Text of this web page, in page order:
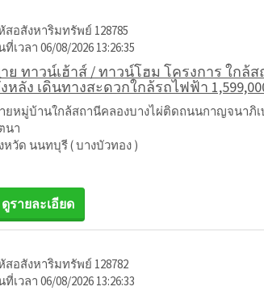
สอสังหาริมทรัพย์ 128785
ที่เวลา 06/08/2026 13:26:35
ย ทาวน์เฮ้าส์ / ทาวน์โฮม โครงการ ใก
หลัง เดินทางสะดวกใกล้รถไฟฟ้า
ยหมู่บ้านใกล้สถานีคลองบางไผ่ติดถนนกาญจนาภิเ
นา
หวัด นนทบุรี ( บางบัวทอง )
ดูรายละเอียด
สอสังหาริมทรัพย์ 128782
ที่เวลา 06/08/2026 13:26:33